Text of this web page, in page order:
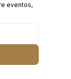
eventos,